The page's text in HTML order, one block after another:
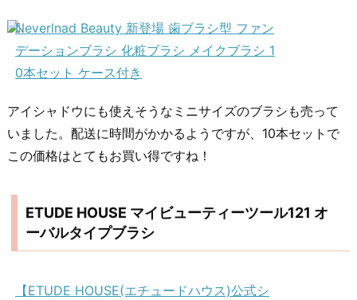
Neverlnad Beauty 新登場 歯ブラシ型 ファン
デーションブラシ 化粧ブラシ メイクブラシ 1
0本セット ケース付き
アイシャドウにも使えそうなミニサイズのブラシも売って
いました。配送に時間がかかるようですが、10本セットで
この価格はとてもお買い得ですね！
ETUDE HOUSE マイビューティーツール121 オ
ーバルタイプブラシ
【ETUDE HOUSE(エチュードハウス)公式シ